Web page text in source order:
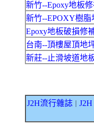
新竹--Epoxy地板
新竹--EPOXY樹脂
Epoxy地板破損修
台南--頂樓屋頂地
新莊--止滑坡道地
J2H流行雜誌 J2H